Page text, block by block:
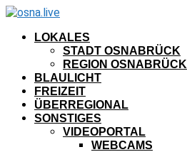
LOKALES
STADT OSNABRÜCK
REGION OSNABRÜCK
BLAULICHT
FREIZEIT
ÜBERREGIONAL
SONSTIGES
VIDEOPORTAL
WEBCAMS